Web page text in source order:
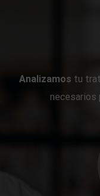
Analizamos tu
necesarios